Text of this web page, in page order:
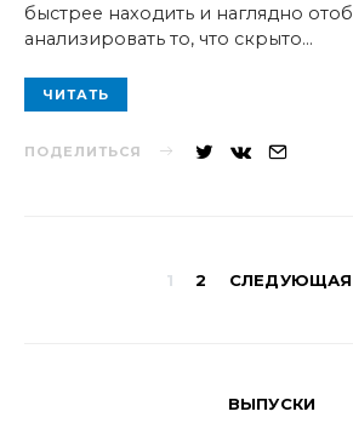
быстрее находить и наглядно
анализировать то, что скрыто…
ЧИТАТЬ
ПОДЕЛИТЬСЯ
1 2 СЛЕДУЮЩАЯ
ВЫПУСКИ